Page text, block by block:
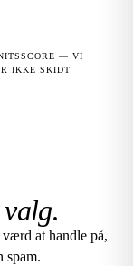
— VI
IKKE SKIDT
.
at handle på,
spam.